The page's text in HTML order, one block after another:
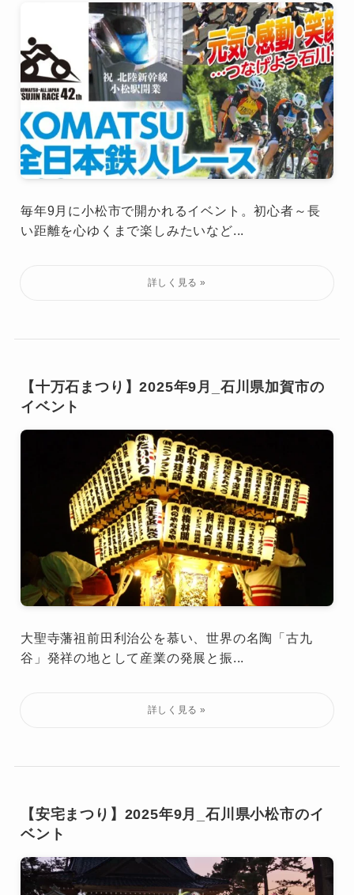
毎年9月に小松市で開かれるイベント。初心者～長
い距離を心ゆくまで楽しみたいなど...
【十万石まつり】2025年9月_石川県加賀市の
イベント
大聖寺藩祖前田利治公を慕い、世界の名陶「古九
谷」発祥の地として産業の発展と振...
【安宅まつり】2025年9月_石川県小松市のイ
ベント